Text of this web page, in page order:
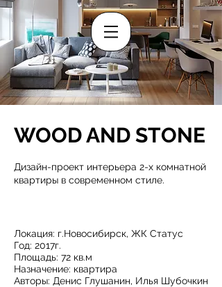
WOOD AND STONE
Дизайн-проект интерьера 2-х комнатной
квартиры в современном стиле.
Локация: г.Новосибирск, ЖК Статус
Год: 2017г.
Площадь: 72 кв.м
Назначение: квартира
Авторы: Денис Глушанин, Илья Шубочкин